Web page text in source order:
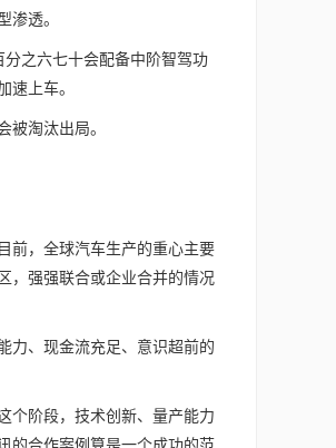
渗透。
之六七十会配备中阶智驾功
速上车。
被淘汰出局。
前，全球汽车生产的重心主要
，强强联合或企业合并的情况
力、现金流充足、意识超前的
个阶段，技术创新、量产能力